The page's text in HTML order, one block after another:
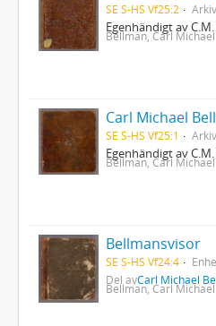
SE S-HS Vf25:2 Arkiv
Egenhändigt av
Bellman, Carl Michael
SE S-HS Vf25:1 Arkiv
Egenhändigt av
Bellman, Carl Michael
Bellmansvisor
SE S-HS Vf24:4
Del avCarl Michael
Bellman, Carl Michael